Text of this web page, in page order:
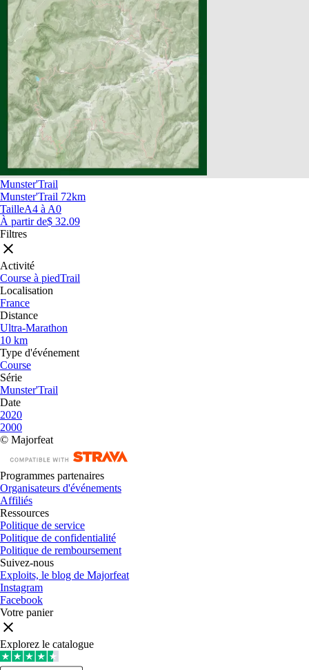
Munster'Trail
Munster'Trail 72km
TailleA4 à A0
À partir de$ 32.09
Filtres
Activité
Course à piedTrail
Localisation
France
Distance
Ultra-Marathon
10 km
Type d'événement
Course
Série
Munster'Trail
Date
2020
2000
© Majorfeat
Programmes partenaires
Organisateurs d'événements
Affiliés
Ressources
Politique de service
Politique de confidentialité
Politique de remboursement
Suivez-nous
Exploits, le blog de Majorfeat
Instagram
Facebook
Votre panier
Explorez le catalogue